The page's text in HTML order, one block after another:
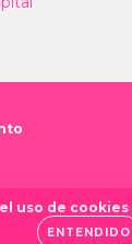
uso de cookies
ENTENDIDO